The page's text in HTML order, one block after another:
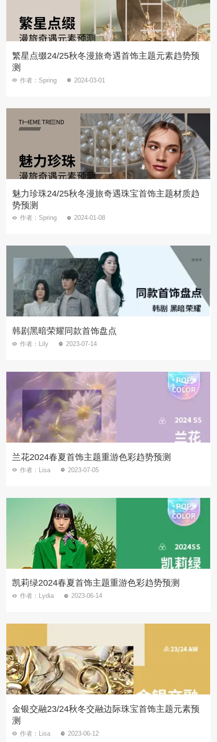
繁星点缀24/25秋冬漫旅奇遇首饰主题元素趋势预
测
作者：Spring 2024-03-01
魅力珍珠24/25秋冬漫旅奇遇珠宝首饰主题材质趋
势预测
作者：Spring 2024-01-08
韩剧黑暗荣耀同款首饰盘点
作者：Lily 2023-07-14
兰花2024春夏首饰主题重游色彩趋势预测
作者：Lisa 2023-07-05
凯莉绿2024春夏首饰主题重游色彩趋势预测
作者：Lydia 2023-06-14
金银交融23/24秋冬交融边际珠宝首饰主题元素预
测
作者：Lisa 2023-06-12